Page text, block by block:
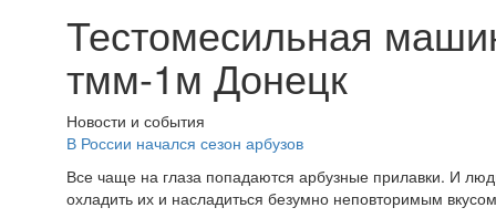
Тестомесильная
тмм-1м Донецк
Новости и события
В России начался сезон арбузов
Все чаще на глаза попадаются арбузные прилавки. И
охладить их и насладиться безумно неповторимым